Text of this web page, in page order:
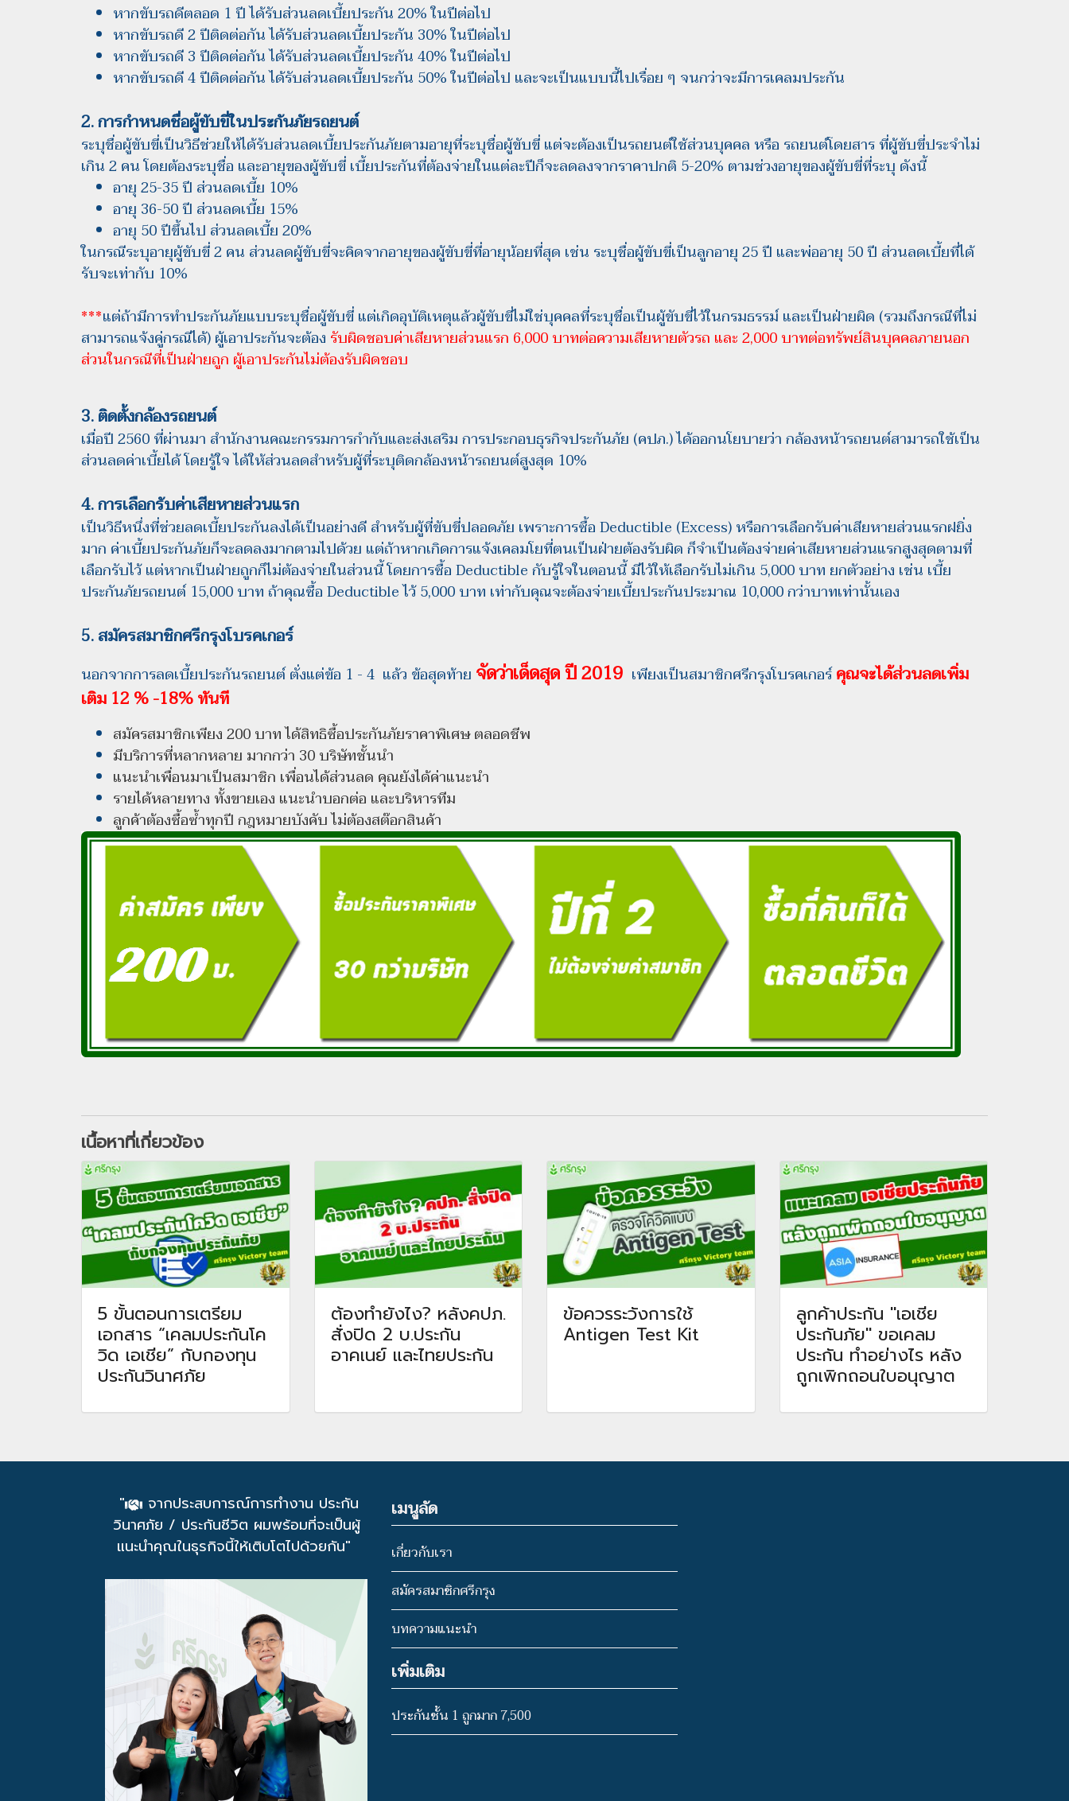
หากขับรถดีตลอด 1 ปี ได้รับส่วนลดเบี้ยประกัน 20% ในปีต่อไป
หากขับรถดี 2 ปีติดต่อกัน ได้รับส่วนลดเบี้ยประกัน 30% ในปีต่อไป
หากขับรถดี 3 ปีติดต่อกัน ได้รับส่วนลดเบี้ยประกัน 40% ในปีต่อไป
หากขับรถดี 4 ปีติดต่อกัน ได้รับส่วนลดเบี้ยประกัน 50% ในปีต่อไป และจะเป็นแบบนี้ไปเรื่อย ๆ จนกว่าจะมีการเคลมประกัน
2. การกำหนดชื่อผู้ขับขี่ในประกันภัยรถยนต์
ระบุชื่อผู้ขับขี่เป็นวิธีช่วยให้ได้รับส่วนลดเบี้ยประกันภัยตามอายุที่ระบุชื่อผู้ขับขี่ แต่จะต้องเป็นรถยนต์ใช้ส่วนบุคคล หรือ รถยนต์โดยสาร ที่ผู้ขับขี่ประจำไม่
เกิน 2 คน โดยต้องระบุชื่อ และอายุของผู้ขับขี่ เบี้ยประกันที่ต้องจ่ายในแต่ละปีก็จะลดลงจากราคาปกติ 5-20% ตามช่วงอายุของผู้ขับขี่ที่ระบุ ดังนี้
อายุ 25-35 ปี ส่วนลดเบี้ย 10%
อายุ 36-50 ปี ส่วนลดเบี้ย 15%
อายุ 50 ปีขึ้นไป ส่วนลดเบี้ย 20%
ในกรณีระบุอายุผู้ขับขี่ 2 คน ส่วนลดผู้ขับขี่จะคิดจากอายุของผู้ขับขี่ที่อายุน้อยที่สุด เช่น ระบุชื่อผู้ขับขี่เป็นลูกอายุ 25 ปี และพ่ออายุ 50 ปี ส่วนลดเบี้ยที่ได้
รับจะเท่ากับ 10%
***แต่ถ้ามีการทำประกันภัยแบบระบุชื่อผู้ขับขี่ แต่เกิดอุบัติเหตุแล้วผู้ขับขี่ไม่ใช่บุคคลที่ระบุชื่อเป็นผู้ขับขี่ไว้ในกรมธรรม์ และเป็นฝ่ายผิด (รวมถึงกรณีที่ไม่
สามารถแจ้งคู่กรณีได้) ผู้เอาประกันจะต้อง รับผิดชอบค่าเสียหายส่วนแรก 6,000 บาทต่อความเสียหายตัวรถ และ 2,000 บาทต่อทรัพย์สินบุคคลภายนอก
ส่วนในกรณีที่เป็นฝ่ายถูก ผู้เอาประกันไม่ต้องรับผิดชอบ
3. ติดตั้งกล้องรถยนต์
เมื่อปี 2560 ที่ผ่านมา สำนักงานคณะกรรมการกำกับและส่งเสริม การประกอบธุรกิจประกันภัย (คปภ.) ได้ออกนโยบายว่า กล้องหน้ารถยนต์สามารถใช้เป็น
ส่วนลดค่าเบี้ยได้ โดยรู้ใจ ได้ให้ส่วนลดสำหรับผู้ที่ระบุติดกล้องหน้ารถยนต์สูงสุด 10%
4. การเลือกรับค่าเสียหายส่วนแรก
เป็นวิธีหนึ่งที่ช่วยลดเบี้ยประกันลงได้เป็นอย่างดี สำหรับผู้ที่ขับขี่ปลอดภัย เพราะการซื้อ Deductible (Excess) หรือการเลือกรับค่าเสียหายส่วนแรกฝยิ่ง
มาก ค่าเบี้ยประกันภัยก็จะลดลงมากตามไปด้วย แต่ถ้าหากเกิดการแจ้งเคลมโยที่ตนเป็นฝ่ายต้องรับผิด ก็จำเป็นต้องจ่ายค่าเสียหายส่วนแรกสูงสุดตามที่
เลือกรับไว้ แต่หากเป็นฝ่ายถูกก็ไม่ต้องจ่ายในส่วนนี้ โดยการซื้อ Deductible กับรู้ใจในตอนนี้ มีไว้ให้เลือกรับไม่เกิน 5,000 บาท ยกตัวอย่าง เช่น เบี้ย
ประกันภัยรถยนต์ 15,000 บาท ถ้าคุณซื้อ Deductible ไว้ 5,000 บาท เท่ากับคุณจะต้องจ่ายเบี้ยประกันประมาณ 10,000 กว่าบาทเท่านั้นเอง
5. สมัครสมาชิกศรีกรุงโบรคเกอร์
นอกจากการลดเบี้ยประกันรถยนต์ ตั่งแต่ข้อ 1 - 4 แล้ว ข้อสุดท้าย จัดว่าเด็ดสุด ปี 2019 เพียงเป็นสมาชิกศรีกรุงโบรคเกอร์คุณจะได้ส่วนลดเพิ่ม
เติม 12 % -18% ทันที
สมัครสมาชิกเพียง 200 บาท ได้สิทธิซื้อประกันภัยราคาพิเศษ ตลอดชีพ
มีบริการที่หลากหลาย มากกว่า 30 บริษัทชั้นนำ
แนะนำเพื่อนมาเป็นสมาชิก เพื่อนได้ส่วนลด คุณยังได้ค่าแนะนำ
รายได้หลายทาง ทั้งขายเอง แนะนำบอกต่อ และบริหารทีม
ลูกค้าต้องซื้อซ้ำทุกปี กฎหมายบังคับ ไม่ต้องสต๊อกสินค้า
เนื้อหาที่เกี่ยวข้อง
5 ขั้นตอนการเตรียม
เอกสาร “เคลมประกันโค
วิด เอเชีย” กับกองทุน
ประกันวินาศภัย
ต้องทำยังไง? หลังคปภ.
สั่งปิด 2 บ.ประกัน
อาคเนย์ และไทยประกัน
ข้อควรระวังการใช้
Antigen Test Kit
ลูกค้าประกัน "เอเชีย
ประกันภัย" ขอเคลม
ประกัน ทำอย่างไร หลัง
ถูกเพิกถอนใบอนุญาต
"
จากประสบการณ์การทำงาน ประกัน
วินาศภัย / ประกันชีวิต ผมพร้อมที่จะเป็นผู้
แนะนำคุณในธุรกิจนี้ให้เติบโตไปด้วยกัน"
เมนูลัด
เกี่ยวกับเรา
สมัครสมาชิกศรีกรุง
บทความแนะนำ
เพิ่มเติม
ประกันชั้น 1 ถูกมาก 7,500